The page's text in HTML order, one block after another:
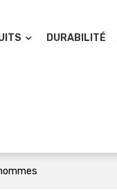
DURABILITÉ